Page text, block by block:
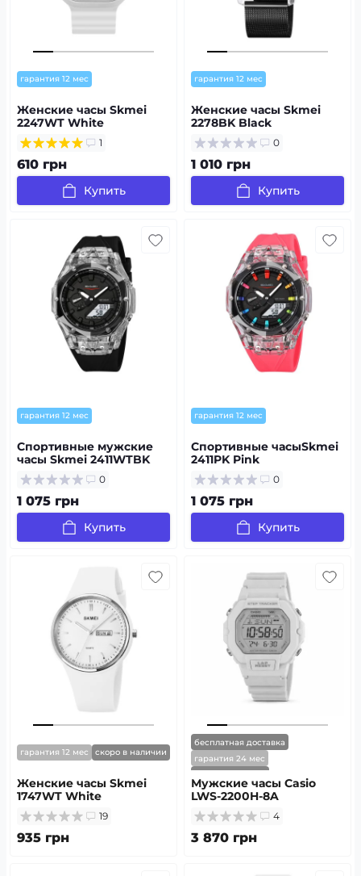
гарантия 12 мес
Женские часы Skmei
2247WT White
1
610 грн
Купить
гарантия 12 мес
Женские часы Skmei
2278BK Black
0
1 010 грн
Купить
гарантия 12 мес
Спортивные мужские
часы Skmei 2411WTBK
White-Black
0
1 075 грн
Купить
гарантия 12 мес
Спортивные часыSkmei
2411PK Pink
0
1 075 грн
Купить
гарантия 12 мес скоро в наличии
Женские часы Skmei
1747WT White
19
935 грн
бесплатная доставка
гарантия 24 мес
Мужские часы Casio
LWS-2200H-8A
4
3 870 грн